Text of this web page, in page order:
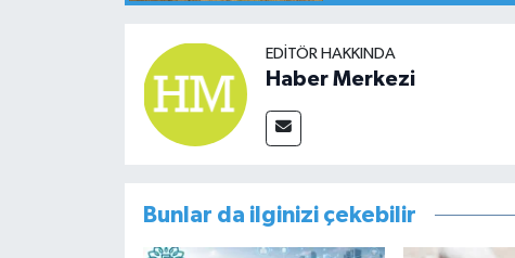
EDITÖR HAKKINDA
Haber Merkezi
Bunlar da ilginizi çekebilir